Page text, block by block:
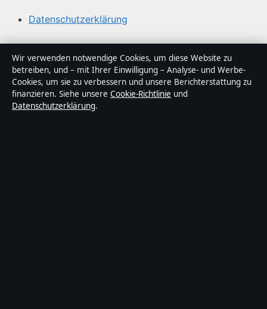
Datenschutzerklärung
Über Politikstudio in Kürze
Politikstudio ist ein unabhängiger digitaler
Nachrichtenanbieter mit Fokus auf Politik, Wirtschaft,
Technik und Gesellschaft in Deutschland. Jeder Artikel
Wir verwenden notwendige Cookies, um diese Website zu
betreiben, und – mit Ihrer Einwilligung – Analyse- und Werbe-
Cookies, um sie zu verbessern und unsere Berichterstattung zu
finanzieren. Siehe unsere Cookie-Richtlinie und
Datenschutzerklärung.